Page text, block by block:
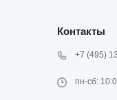
Контакты
+7 (495)
пн-сб: